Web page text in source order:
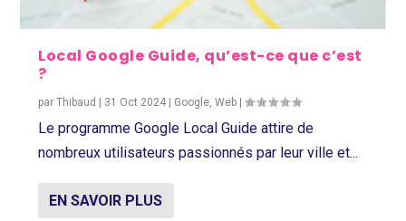
Local Google Guide, qu’est-ce que c’est
?
parThibaud 31 Oct 2024 Google,Web |
Le programme Google Local Guide attire de
nombreux utilisateurs passionnés par leur ville et...
EN SAVOIR PLUS